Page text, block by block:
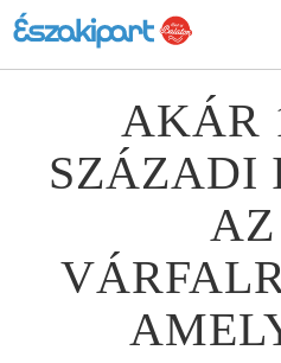
AKÁR
SZÁZADI